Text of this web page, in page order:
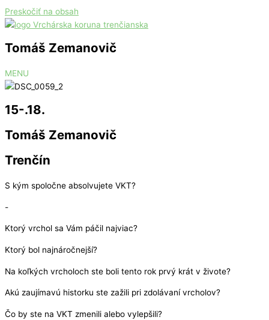
Preskočiť na obsah
Tomáš Zemanovič
MENU
15-.18.
Tomáš Zemanovič
Trenčín
S kým spoločne absolvujete VKT?
-
Ktorý vrchol sa Vám páčil najviac?
Ktorý bol najnáročnejší?
Na koľkých vrcholoch ste boli tento rok prvý krát v živote?
Akú zaujímavú historku ste zažili pri zdolávaní vrcholov?
Čo by ste na VKT zmenili alebo vylepšili?